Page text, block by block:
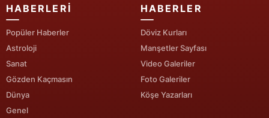
HABERLERI
Popüler Haberler
Astroloji
Sanat
Gözden Kaçmasın
Dünya
Genel
HABERLER
Döviz Kurları
Manşetler Sayfası
Video Galeriler
Foto Galeriler
Köşe Yazarları